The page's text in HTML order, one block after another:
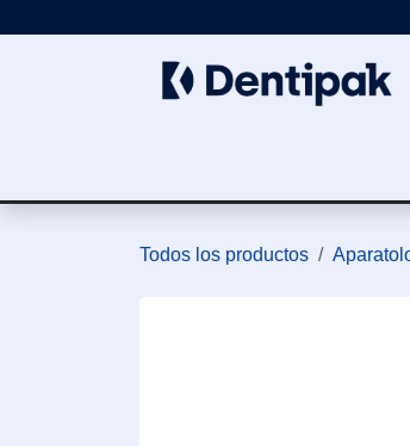
Todos los productos